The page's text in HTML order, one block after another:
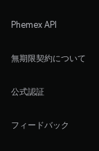
Phemex API
無期限契約について
公式認証
フィードバック